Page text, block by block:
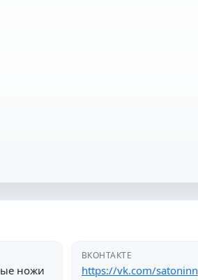
ножи
ВКОНТАКТЕ
https://vk.com/satoninn